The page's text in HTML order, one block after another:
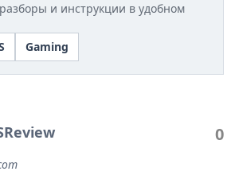
и инструкции в удобном
Gaming
0